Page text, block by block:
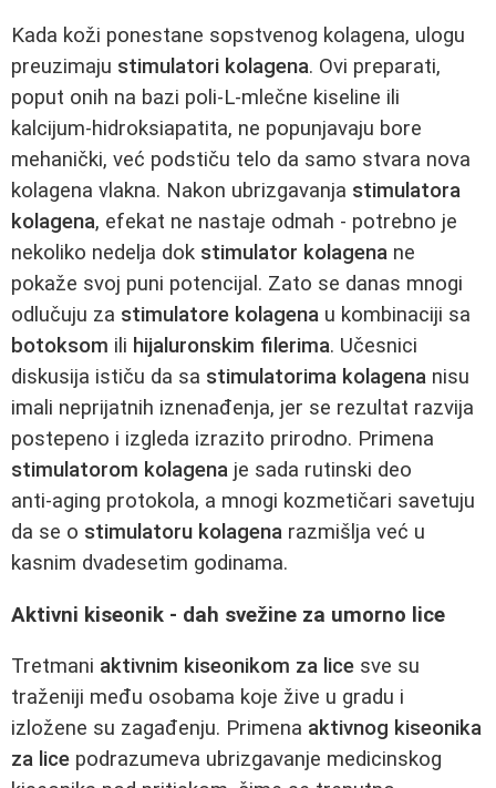
Kada koži ponestane sopstvenog kolagena, ulogu
preuzimaju stimulatori kolagena. Ovi preparati,
poput onih na bazi poli‑L‑mlečne kiseline ili
kalcijum‑hidroksiapatita, ne popunjavaju bore
mehanički, već podstiču telo da samo stvara nova
kolagena vlakna. Nakon ubrizgavanja stimulatora
kolagena, efekat ne nastaje odmah - potrebno je
nekoliko nedelja dok stimulator kolagena ne
pokaže svoj puni potencijal. Zato se danas mnogi
odlučuju za stimulatore kolagena u kombinaciji sa
botoksom ili hijaluronskim filerima. Učesnici
diskusija ističu da sa stimulatorima kolagena nisu
imali neprijatnih iznenađenja, jer se rezultat razvija
postepeno i izgleda izrazito prirodno. Primena
stimulatorom kolagena je sada rutinski deo
anti‑aging protokola, a mnogi kozmetičari savetuju
da se o stimulatoru kolagena razmišlja već u
kasnim dvadesetim godinama.
Aktivni kiseonik - dah svežine za umorno lice
Tretmani aktivnim kiseonikom za lice sve su
traženiji među osobama koje žive u gradu i
izložene su zagađenju. Primena aktivnog kiseonika
za lice podrazumeva ubrizgavanje medicinskog